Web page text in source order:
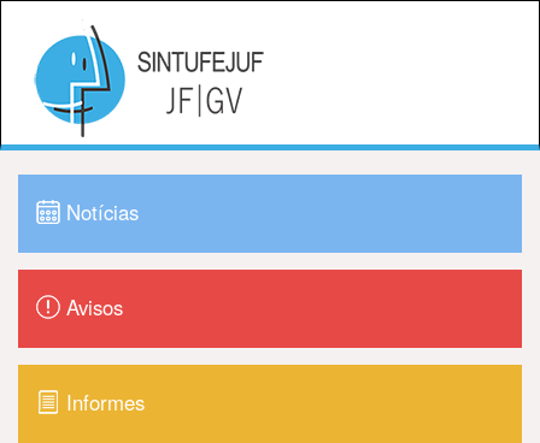
Notícias
Avisos
Informes